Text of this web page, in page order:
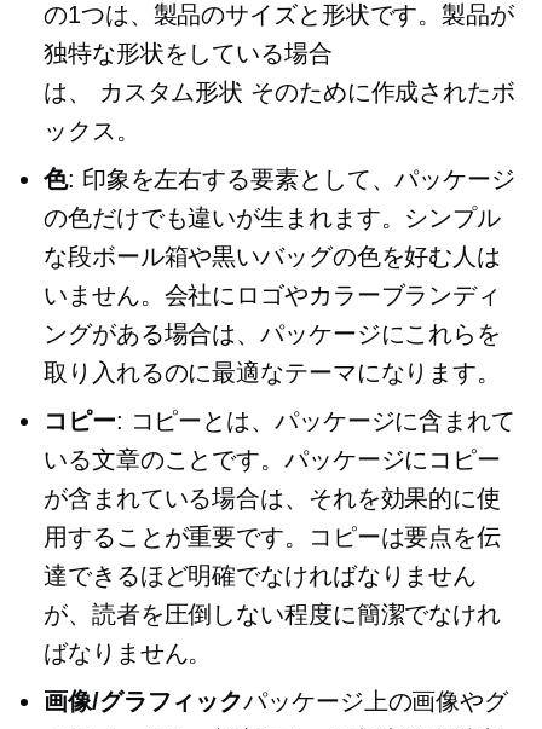
の1つは、製品のサイズと形状です。製品が
独特な形状をしている場合
は、
カスタム形状 そのために作成されたボ
ックス。
色: 印象を左右する要素として、パッケージ
の色だけでも違いが生まれます。シンプル
な段ボール箱や黒いバッグの色を好む人は
いません。会社にロゴやカラーブランディ
ングがある場合は、パッケージにこれらを
取り入れるのに最適なテーマになります。
コピー: コピーとは、パッケージに含まれて
いる文章のことです。パッケージにコピー
が含まれている場合は、それを効果的に使
用することが重要です。コピーは要点を伝
達できるほど明確でなければなりません
が、読者を圧倒しない程度に簡潔でなけれ
ばなりません。
画像/グラフィックパッケージ上の画像やグ